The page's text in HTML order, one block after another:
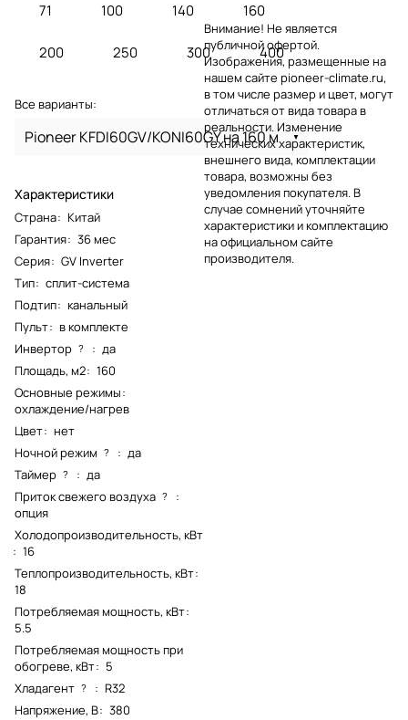
71 100 140 160
200 250 300 400
Все варианты:
Pioneer KFDI60GV/KONI60GY на 160 м
Характеристики
Страна: Китай
Гарантия: 36 мес
Серия: GV Inverter
Тип: сплит-система
Подтип: канальный
Пульт: в комплекте
Инвертор ? : да
Площадь, м2: 160
Основные режимы:
охлаждение/нагрев
Цвет: нет
Ночной режим ? : да
Таймер ? : да
Приток свежего воздуха ?
:
опция
Холодопроизводительность, кВт
: 16
Теплопроизводительность, кВт:
18
Потребляемая мощность, кВт:
5.5
Потребляемая мощность при
обогреве, кВт: 5
Хладагент ? : R32
Напряжение, В: 380
Внимание! Не является
публичной офертой.
Изображения, размещенные на
нашем сайте pioneer-climate.ru,
в том числе размер и цвет, могут
отличаться от вида товара в
реальности. Изменение
технических характеристик,
внешнего вида, комплектации
товара, возможны без
уведомления покупателя. В
случае сомнений уточняйте
характеристики и комплектацию
на официальном сайте
производителя.